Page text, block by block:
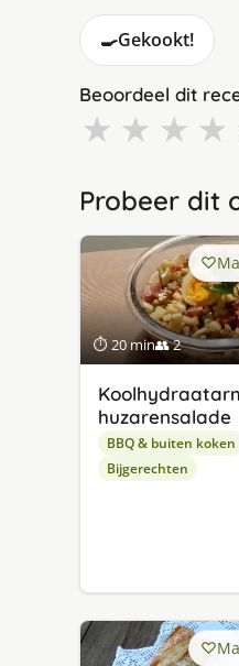
🍳Gekookt!
Beoordeel dit
★ ★ ★ ★
Probeer dit
⏱ 20 min👥 2
huzarensalade
BBQ & buiten koken
Bijgerechten